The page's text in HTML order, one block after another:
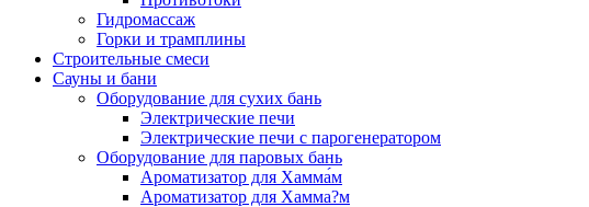
Гидромассаж
Горки и трамплины
Строительные смеси
Сауны и бани
Оборудование для сухих бань
Электрические печи
Электрические печи с парогенератором
Оборудование для паровых бань
Ароматизатор для Хамма́м
Ароматизатор для Хамма?м